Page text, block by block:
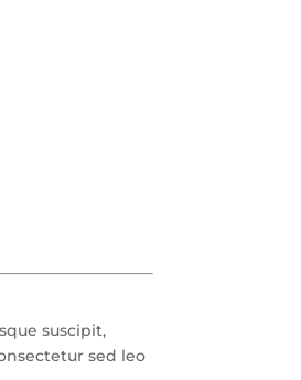
suscipit,
sed leo